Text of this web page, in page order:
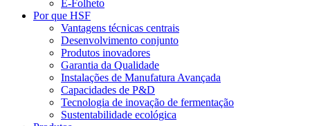
E-Folheto
Por que HSF
Vantagens técnicas centrais
Desenvolvimento conjunto
Produtos inovadores
Garantia da Qualidade
Instalações de Manufatura Avançada
Capacidades de P&D
Tecnologia de inovação de fermentação
Sustentabilidade ecológica